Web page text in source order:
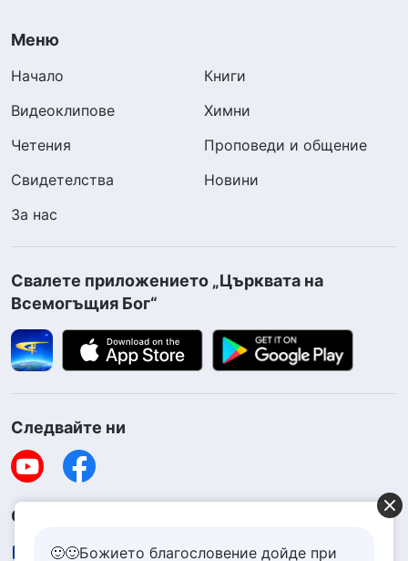
Меню
Начало
Книги
Видеоклипове
Химни
Четения
Проповеди и общение
Свидетелства
Новини
За нас
Свалете приложението „Църквата на
Всемогъщия Бог“
Следвайте ни
Свържете се с нас
contact.bg@godfootsteps.org
🙂🙂Божието благословение дойде при